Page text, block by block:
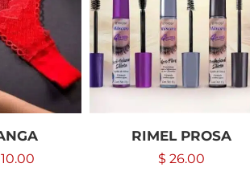
10.00
RIMEL PROSA
$ 26.00